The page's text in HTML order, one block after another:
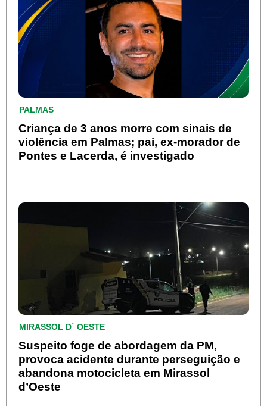
PALMAS
Criança de 3 anos morre com sinais de
violência em Palmas; pai, ex-morador de
Pontes e Lacerda, é investigado
MIRASSOL D´ OESTE
Suspeito foge de abordagem da PM,
provoca acidente durante perseguição e
abandona motocicleta em Mirassol
d’Oeste